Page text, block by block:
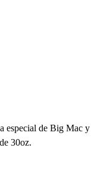
especial de Big Mac y
30oz.